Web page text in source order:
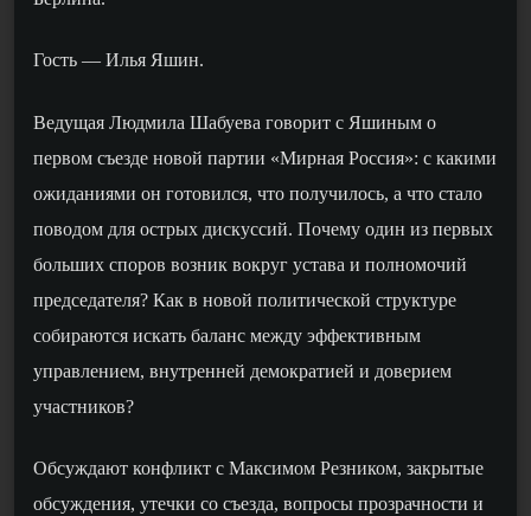
Гость — Илья Яшин.
Ведущая Людмила Шабуева говорит с Яшиным о
первом съезде новой партии «Мирная Россия»: с какими
ожиданиями он готовился, что получилось, а что стало
поводом для острых дискуссий. Почему один из первых
больших споров возник вокруг устава и полномочий
председателя? Как в новой политической структуре
собираются искать баланс между эффективным
управлением, внутренней демократией и доверием
участников?
Обсуждают конфликт с Максимом Резником, закрытые
обсуждения, утечки со съезда, вопросы прозрачности и